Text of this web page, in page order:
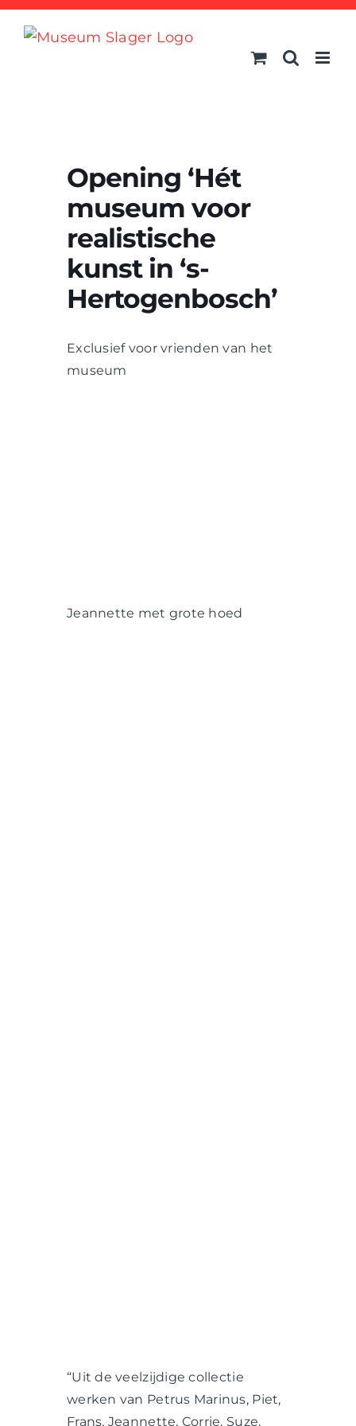
Ga
naar
Opening ‘Hét
museum voor
realistische
kunst in ‘s-
Hertogenbosch’
Exclusief voor vrienden van het
museum
Jeannette met grote hoed
“Uit de veelzijdige collectie
werken van Petrus Marinus, Piet,
Frans, Jeannette, Corrie, Suze,